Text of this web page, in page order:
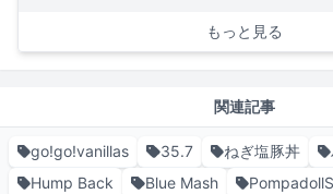
もっと見る
関連記事
go!go!vanillas 35.7 ねぎ塩豚丼
Hump Back
Blue Mash PompadollS